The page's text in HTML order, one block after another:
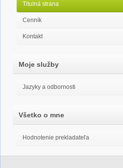
Titulná strana
Cenník
Kontakt
Moje služby
Jazyky a odbornosti
Všetko o mne
Hodnotenie prekladateľa